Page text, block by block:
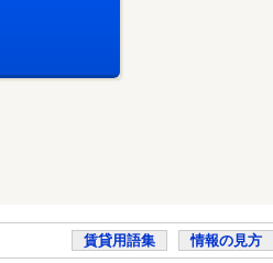
賃貸用語集 情報の見方